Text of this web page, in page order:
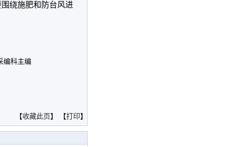
绕施肥和防台风进
编科主编
【收藏此页 】 【打印】